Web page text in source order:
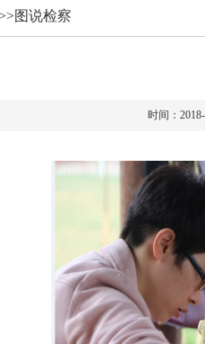
图说检察
时间：